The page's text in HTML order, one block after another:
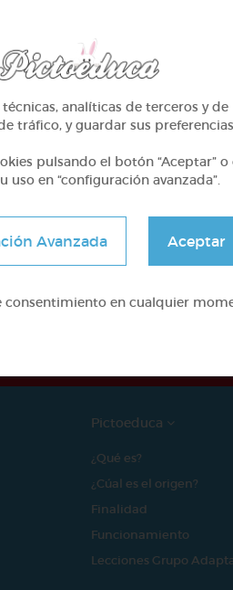
posible gracias al
Pictoeduca
¿Qué es?
¿Cúal es el origen?
Finalidad
Funcionamiento
Lecciones Grupo
analíticas de terceros y
tráfico, y guardar sus
pulsando el botón “Aceptar”
uso en “configuración avanzada”.
Avanzada Aceptar
consentimiento en cualquier